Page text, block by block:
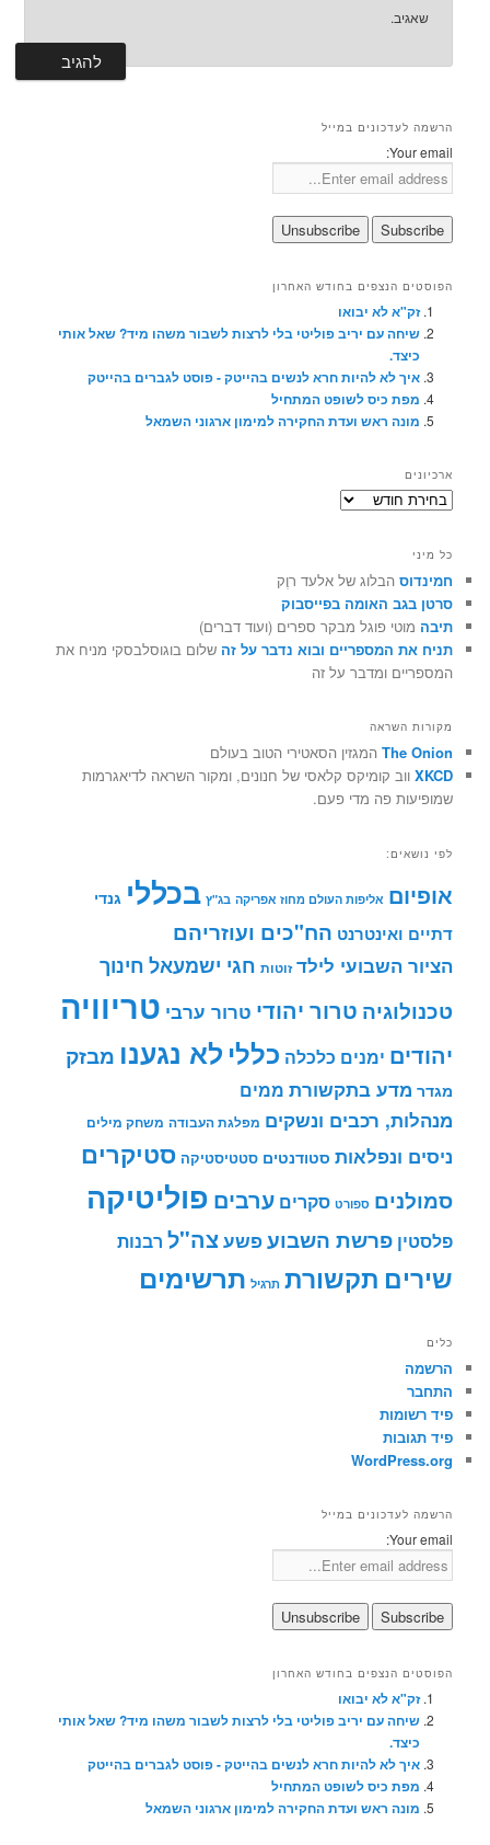
שאגיב.
הרשמה לעדכונים במייל
Your email:
הפוסטים הנצפים בחודש האחרון
זק"א לא יבואו
שיחה עם יריב פוליטי בלי לרצות לשבור משהו מיד? שאל אותי
כיצד.
איך לא להיות חרא לנשים בהייטק - פוסט לגברים בהייטק
מפת כיס לשופט המתחיל
מונה ראש ועדת החקירה למימון ארגוני השמאל
ארכיונים
ארכיונים
כל מיני
חמינדוס הבלוג של אלעד רוֶק
סרטן בגב האומה בפייסבוק
תיבה מוטי פוגל מבקר ספרים (ועוד דברים)
תניח את המספריים ובוא נדבר על זה שלום בוגוסלבסקי מניח את
המספריים ומדבר על זה
מקורות השראה
The Onion המגזין הסאטירי הטוב בעולם
XKCD ווב קומיקס קלאסי של חנונים, ומקור השראה לדיאגרמות
שמופיעות פה מדי פעם.
לפי נושאים:
אופיום אליפות העולם מחוז אפריקה בג"ץ בכללי גנדי
דתיים ואינטרנט הח"כים ועוזריהם
הציור השבועי לילד זוטות חגי ישמעאל חינוך
טכנולוגיה טרור יהודי טרור ערבי טריוויה
יהודים ימנים כלכלה כללי לא נגענו מבזק
מגדר מדע בתקשורת ממים
מנהלות, רכבים ונשקים מפלגת העבודה משחק מילים
ניסים ונפלאות סטודנטים סטטיסטיקה סטיקרים
סמולנים ספורט סקרים ערבים פוליטיקה
פלסטין פרשת השבועפשעצה"ל רבנות
שירים תקשורת תרגיל תרשימים
כלים
הרשמה
התחבר
פיד רשומות
פיד תגובות
WordPress.org
הרשמה לעדכונים במייל
Your email:
הפוסטים הנצפים בחודש האחרון
זק"א לא יבואו
שיחה עם יריב פוליטי בלי לרצות לשבור משהו מיד? שאל אותי
כיצד.
איך לא להיות חרא לנשים בהייטק - פוסט לגברים בהייטק
מפת כיס לשופט המתחיל
מונה ראש ועדת החקירה למימון ארגוני השמאל